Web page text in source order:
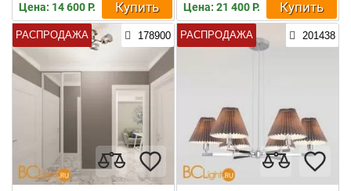
Цена: 14 600 Р. Купить Цена: 21 400 Р. Купить
РАСПРОДАЖА 178900 РАСПРОДАЖА 201438